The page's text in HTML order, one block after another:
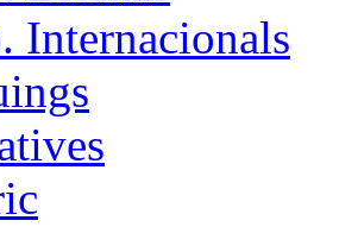
Internacionals